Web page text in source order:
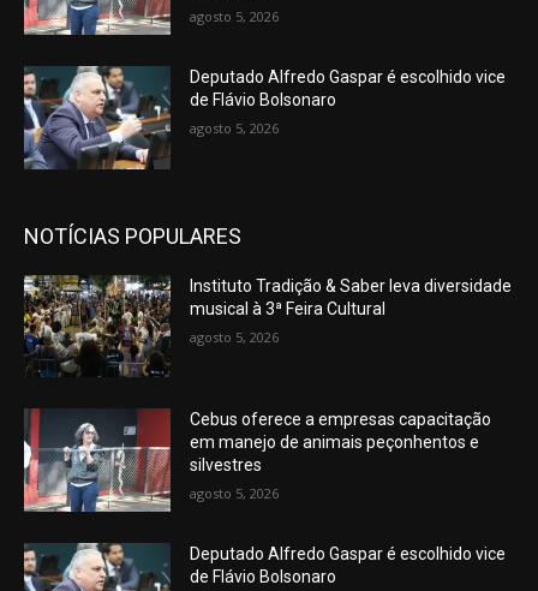
agosto 5, 2026
Deputado Alfredo Gaspar é escolhido vice
de Flávio Bolsonaro
agosto 5, 2026
NOTÍCIAS POPULARES
Instituto Tradição & Saber leva diversidade
musical à 3ª Feira Cultural
agosto 5, 2026
Cebus oferece a empresas capacitação
em manejo de animais peçonhentos e
silvestres
agosto 5, 2026
Deputado Alfredo Gaspar é escolhido vice
de Flávio Bolsonaro